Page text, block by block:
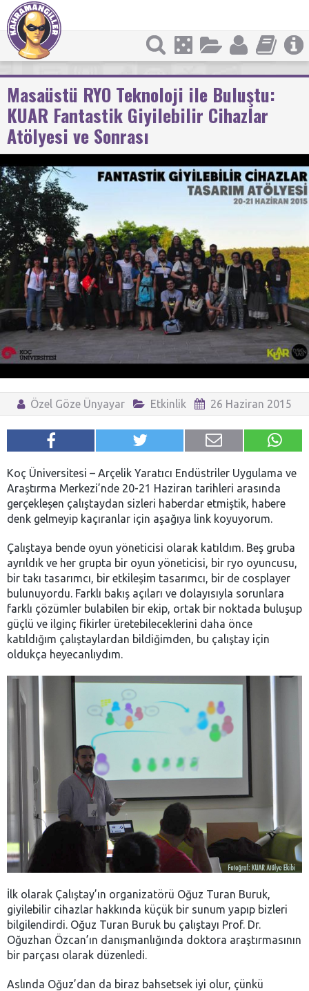
Masaüstü RYO Teknoloji ile Buluştu:
KUAR Fantastik Giyilebilir Cihazlar
Atölyesi ve Sonrası
Özel Göze Ünyayar Etkinlik 26 Haziran 2015
Koç Üniversitesi – Arçelik Yaratıcı Endüstriler Uygulama ve
Araştırma Merkezi’nde 20-21 Haziran tarihleri arasında
gerçekleşen çalıştaydan sizleri haberdar etmiştik, habere
denk gelmeyip kaçıranlar için aşağıya link koyuyorum.
Çalıştaya bende oyun yöneticisi olarak katıldım. Beş gruba
ayrıldık ve her grupta bir oyun yöneticisi, bir ryo oyuncusu,
bir takı tasarımcı, bir etkileşim tasarımcı, bir de cosplayer
bulunuyordu. Farklı bakış açıları ve dolayısıyla sorunlara
farklı çözümler bulabilen bir ekip, ortak bir noktada buluşup
güçlü ve ilginç fikirler üretebileceklerini daha önce
katıldığım çalıştaylardan bildiğimden, bu çalıştay için
oldukça heyecanlıydım.
İlk olarak Çalıştay’ın organizatörü Oğuz Turan Buruk,
giyilebilir cihazlar hakkında küçük bir sunum yapıp bizleri
bilgilendirdi. Oğuz Turan Buruk bu çalıştayı Prof. Dr.
Oğuzhan Özcan’ın danışmanlığında doktora araştırmasının
bir parçası olarak düzenledi.
Aslında Oğuz’dan da biraz bahsetsek iyi olur, çünkü